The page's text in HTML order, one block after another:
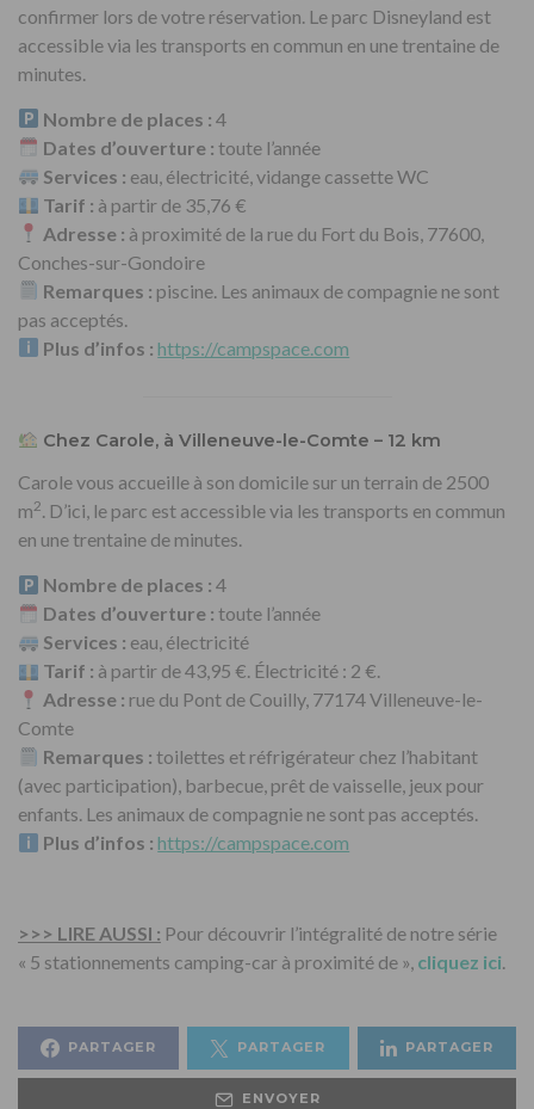
confirmer lors de votre réservation. Le parc Disneyland est
accessible via les transports en commun en une trentaine de
minutes.
Nombre de places : 4
Dates d’ouverture : toute l’année
Services : eau, électricité, vidange cassette WC
Tarif : à partir de 35,76 €
Adresse : à proximité de la rue du Fort du Bois, 77600,
Conches-sur-Gondoire
Remarques : piscine. Les animaux de compagnie ne sont
pas acceptés.
Plus d’infos : https://campspace.com
Chez Carole, à Villeneuve-le-Comte – 12 km
Carole vous accueille à son domicile sur un terrain de 2500
m2. D’ici, le parc est accessible via les transports en commun
en une trentaine de minutes.
Nombre de places : 4
Dates d’ouverture : toute l’année
Services : eau, électricité
Tarif : à partir de 43,95 €. Électricité : 2 €.
Adresse : rue du Pont de Couilly, 77174 Villeneuve-le-
Comte
Remarques : toilettes et réfrigérateur chez l’habitant
(avec participation), barbecue, prêt de vaisselle, jeux pour
enfants. Les animaux de compagnie ne sont pas acceptés.
Plus d’infos : https://campspace.com
>>> LIRE AUSSI : Pour découvrir l’intégralité de notre série
« 5 stationnements camping-car à proximité de », cliquez ici.
PARTAGER PARTAGER PARTAGER
ENVOYER